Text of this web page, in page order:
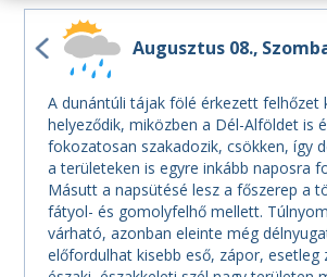
Augusztus 08.
A dunántúli tájak fölé érkezett felhőzet
helyeződik, miközben a Dél-Alföldet is
fokozatosan szakadozik, csökken, így
a területeken is egyre inkább naposra
Másutt a napsütésé lesz a főszerep a
fátyol- és gomolyfelhő mellett.
várható, azonban eleinte még
előfordulhat kisebb eső, zápor, esetleg